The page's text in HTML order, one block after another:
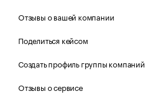
Отзывы о вашей компании
Поделиться кейсом
Создать профиль группы компаний
Отзывы о сервисе